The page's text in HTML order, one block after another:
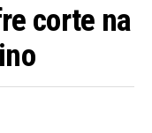
corte na